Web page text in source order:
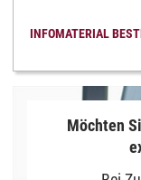
INFOMATERIAL
Möchten